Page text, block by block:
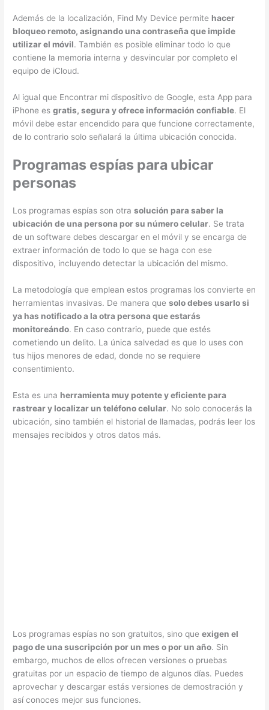
Además de la localización, Find My Device permite hacer
bloqueo remoto, asignando una contraseña que impide
utilizar el móvil. También es posible eliminar todo lo que
contiene la memoria interna y desvincular por completo el
equipo de iCloud.
Al igual que Encontrar mi dispositivo de Google, esta App para
iPhone esgratis, segura y ofrece información confiable. El
móvil debe estar encendido para que funcione correctamente,
de lo contrario solo señalará la última ubicación conocida.
Programas espías para ubicar
personas
Los programas espías son otrasolución para saber la
ubicación de una persona por su número celular. Se trata
de un software debes descargar en el móvil y se encarga de
extraer información de todo lo que se haga con ese
dispositivo, incluyendo detectar la ubicación del mismo.
La metodología que emplean estos programas los convierte en
herramientas invasivas. De manera quesolo debes usarlo si
ya has notificado a la otra persona que estarás
monitoreándo. En caso contrario, puede que estés
cometiendo un delito. La única salvedad es que lo uses con
tus hijos menores de edad, donde no se requiere
consentimiento.
Esta es una herramienta muy potente y eficiente para
rastrear y localizar un teléfono celular. No solo conocerás la
ubicación, sino también el historial de llamadas, podrás leer los
mensajes recibidos y otros datos más.
Los programas espías no son gratuitos, sino queexigen el
pago de una suscripción por un mes o por un año. Sin
embargo, muchos de ellos ofrecen versiones o pruebas
gratuitas por un espacio de tiempo de algunos días. Puedes
aprovechar y descargar estás versiones de demostración y
así conoces mejor sus funciones.